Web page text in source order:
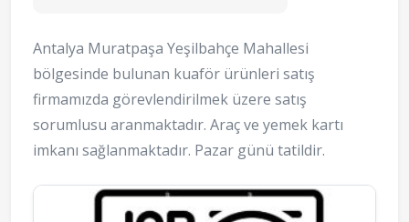
Antalya Muratpaşa Yeşilbahçe Mahallesi
bölgesinde bulunan kuaför ürünleri satış
firmamızda görevlendirilmek üzere satış
sorumlusu aranmaktadır. Araç ve yemek kartı
imkanı sağlanmaktadır. Pazar günü tatildir.